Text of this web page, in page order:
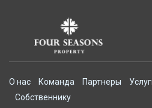
О нас Команда Партнеры
Собственнику